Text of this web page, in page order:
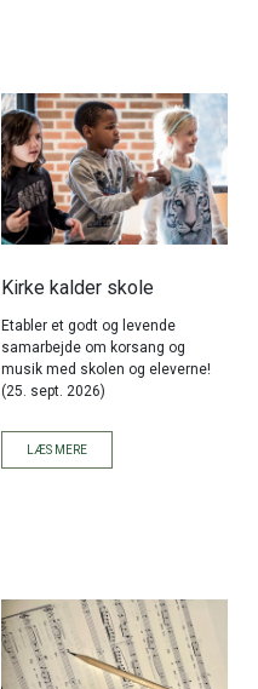
Kirke kalder skole
Etabler et godt og levende
samarbejde om korsang og
musik med skolen og eleverne!
(25. sept. 2026)
LÆS MERE